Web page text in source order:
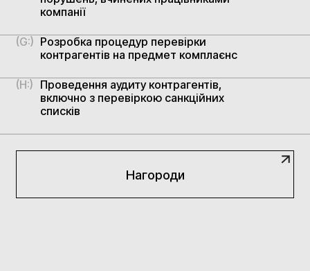
компанії
(G:) Розробка процедур перевірки
контрагентів на предмет комплаєнс
(H:) Проведення аудиту контрагентів,
включно з перевіркою санкційних
списків
Нагороди